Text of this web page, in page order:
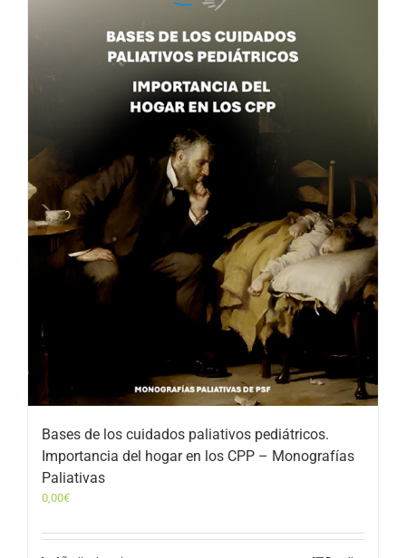
Bases de los cuidados paliativos pediátricos.
Importancia del hogar en los CPP – Monografías
Paliativas
0,00€